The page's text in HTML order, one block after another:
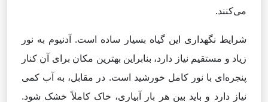
می‌کنند.
شرایط نگهداری این گیاه بسیار ساده است. آدنیوم به نور
زیاد و مستقیم نیاز دارد، بنابراین بهترین مکان برای آن کنار
پنجره‌ای با نور کامل خورشید است. در مقابل، به آب کمی
نیاز دارد و باید بین هر بار آبیاری، خاک کاملاً خشک شود.